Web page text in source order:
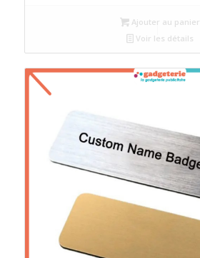
Ajouter au panier
Voir les détails